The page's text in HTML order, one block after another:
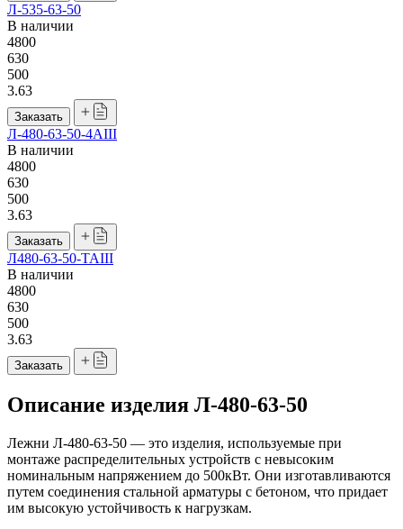
Л-535-63-50
В наличии
4800
630
500
3.63
Заказать
Л-480-63-50-4AIII
В наличии
4800
630
500
3.63
Заказать
Л480-63-50-ТАIII
В наличии
4800
630
500
3.63
Заказать
Описание изделия Л-480-63-50
Лежни Л-480-63-50 — это изделия, используемые при
монтаже распределительных устройств с невысоким
номинальным напряжением до 500кВт. Они изготавливаются
путем соединения стальной арматуры с бетоном, что придает
им высокую устойчивость к нагрузкам.